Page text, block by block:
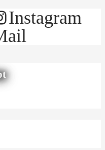
Instagram